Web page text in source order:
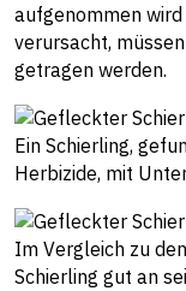
aufgenommen
verursacht,
getragen werden.
Ein Schierling,
Herbizide, mit
Im Vergleich zu
Schierling gut an